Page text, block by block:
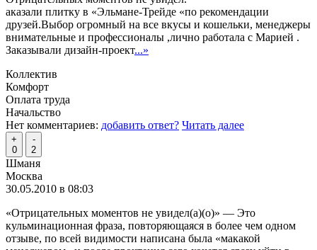
аказали плитку в «Эльмане-Трейде «по рекомендации
друзей.Выбор огромный на все вкусы и кошельки, менеджеры
внимательные и профессионалы ,лично работала с Марией .
Заказывали дизайн-проект...»
Коллектив
Комфорт
Оплата труда
Начальство
Нет комментариев: добавить ответ? Читать далее
+
0
-
2
Шманя
Москва
30.05.2010 в 08:03
«Отрицательных моментов не увидел(а)(о)» — Это
кульминационная фраза, повторяющаяся в более чем одном
отзыве, по всей видимости написана была «макакой